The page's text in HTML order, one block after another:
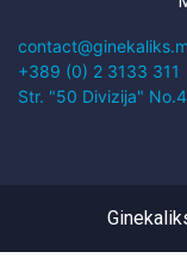
+389 (0) 2 3133 311
Str. "50 Divizija"